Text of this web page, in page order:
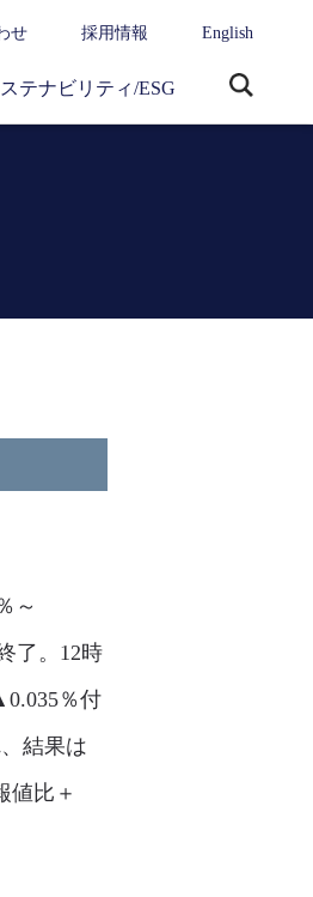
せ 採用情報 English
テナビリティ/ESG
～
了。12時
％付
結果は
値比＋